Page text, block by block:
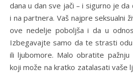
dana u dan sve jači – i sigurno je
i na partnera. Vaš najpre seksualni
ove nedelje poboljša i da u
Izbegavajte samo da te strasti
ili ljubomore. Malo obratite
koji može na kratko zatalasati vaše